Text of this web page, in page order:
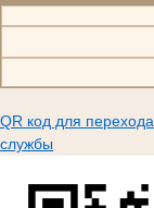
QR код для
службы